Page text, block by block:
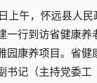
上午，怀远县人民
一行到访省健康养
园康养项目。 省健
书记（主持党委工